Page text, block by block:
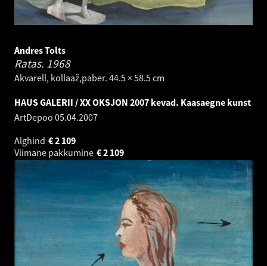
Andres Tolts
Ratas. 1968
Akvarell, kollaaž,paber. 44.5 × 58.5 cm
HAUS GALERII / XX OKSJON 2007 kevad. Kaasaegne kunst
ArtDepoo 05.04.2007
Alghind
2 109
€
Viimane pakkumine
2 109
€